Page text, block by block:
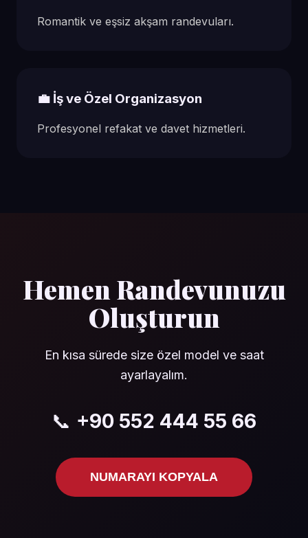
Romantik ve eşsiz akşam randevuları.
💼 İş ve Özel Organizasyon
Profesyonel refakat ve davet hizmetleri.
Hemen Randevunuzu
Oluşturun
En kısa sürede size özel model ve saat
ayarlayalım.
📞 +90 552 444 55 66
NUMARAYI KOPYALA